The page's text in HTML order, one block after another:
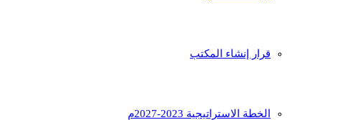
قرار إنشاء المكتب
الخطة الاستراتيجية 2023-2027م